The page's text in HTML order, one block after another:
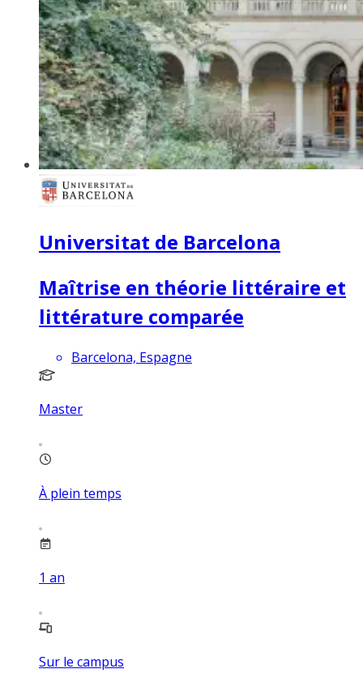
Universitat de Barcelona
Maîtrise en théorie littéraire et
littérature comparée
Barcelona, Espagne
Master
À plein temps
1 an
Sur le campus